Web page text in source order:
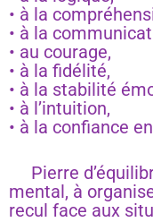
• à la
• à la
• au courage,
• à la fidélité,
• à la stabilité
• à l’intuition,
• à la confiance
Pierre
mental, à
recul face aux